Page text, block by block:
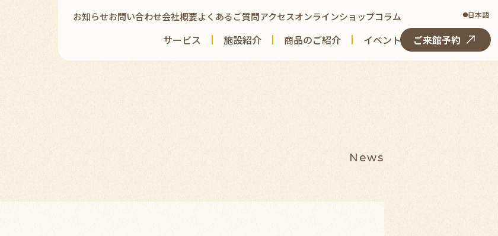
お知らせお問い合わせ会社概要よくあるご質問アクセスオンラインショップコラム
サービス 施設紹介 商品のご紹介 イベント
日本語
ご来館予約
News